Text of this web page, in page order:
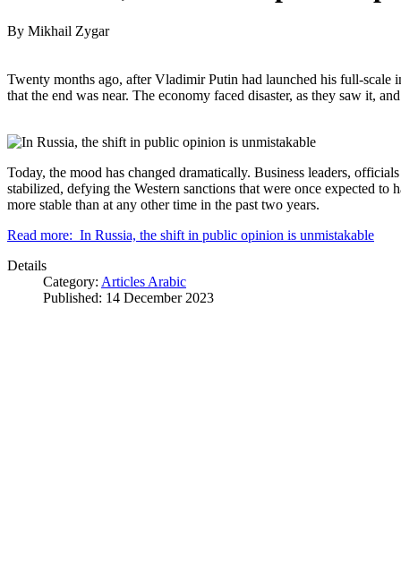
By Mikhail Zygar
Twenty months ago, after Vladimir Putin had launched his full-
that the end was near. The economy faced disaster, as they saw it,
Today, the mood has changed dramatically. Business leaders,
stabilized, defying the Western sanctions that were once expected to
more stable than at any other time in the past two years.
Read more: In Russia, the shift in public opinion is unmistakable
Details
Category: Articles Arabic
Published: 14 December 2023